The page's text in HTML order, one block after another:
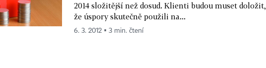
2014 složitější než dosud. Klienti budou muset doložit,
že úspory skutečně použili na...
6. 3. 2012 ▪ 3 min. čtení